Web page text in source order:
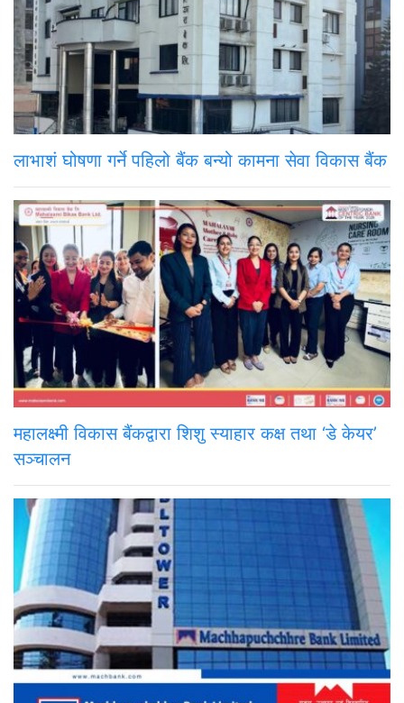
लाभाशं घोषणा गर्ने पहिलो बैंक बन्यो कामना सेवा विकास बैंक
महालक्ष्मी विकास बैंकद्वारा शिशु स्याहार कक्ष तथा ‘डे केयर’
सञ्चालन